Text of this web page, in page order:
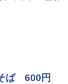
ば 600円